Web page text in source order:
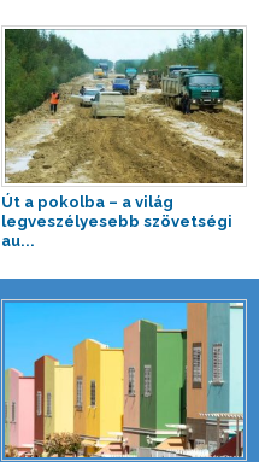
Út a pokolba – a világ
legveszélyesebb szövetségi
au...